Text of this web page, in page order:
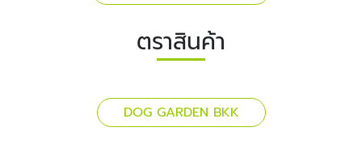
ตราสินค้า
DOG GARDEN BKK